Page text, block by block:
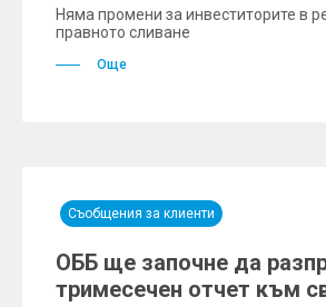
Няма промени за инвеститорите в
правното сливане
Още
Съобщения за клиенти
ОББ ще започне да
тримесечен отчет към